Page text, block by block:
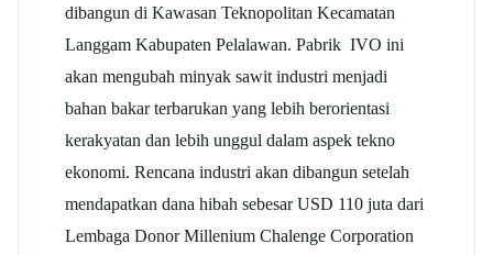
dibangun di Kawasan Teknopolitan Kecamatan
Langgam Kabupaten Pelalawan. Pabrik IVO ini
akan mengubah minyak sawit industri menjadi
bahan bakar terbarukan yang lebih berorientasi
kerakyatan dan lebih unggul dalam aspek tekno
ekonomi. Rencana industri akan dibangun setelah
mendapatkan dana hibah sebesar USD 110 juta dari
Lembaga Donor Millenium Chalenge Corporation